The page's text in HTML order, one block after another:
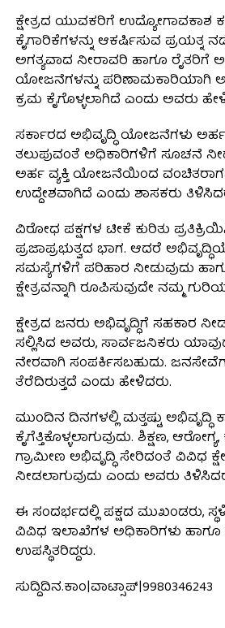
ಕ್ಷೇತ್ರದ ಯುವಕರಿಗೆ ಉದ್ಯೋಗಾವಕಾಶ
ಕೈಗಾರಿಕೆಗಳನ್ನು ಆಕರ್ಷಿಸುವ ಪ್ರಯತ್ನ
ಅಗತ್ಯವಾದ ನೀರಾವರಿ ಹಾಗೂ ರೈತರಿಗೆ
ಯೋಜನೆಗಳನ್ನು ಪರಿಣಾಮಕಾರಿಯಾಗಿ
ಕ್ರಮ ಕೈಗೊಳ್ಳಲಾಗಿದೆ ಎಂದು ಅವರು
ಸರ್ಕಾರದ ಅಭಿವೃದ್ಧಿ ಯೋಜನೆಗಳು
ತಲುಪುವಂತೆ ಅಧಿಕಾರಿಗಳಿಗೆ ಸೂಚನೆ
ಅರ್ಹ ವ್ಯಕ್ತಿ ಯೋಜನೆಯಿಂದ
ಉದ್ದೇಶವಾಗಿದೆ ಎಂದು ಶಾಸಕರು
ವಿರೋಧ ಪಕ್ಷಗಳ ಟೀಕೆ ಕುರಿತು
ಪ್ರಜಾಪ್ರಭುತ್ವದ ಭಾಗ. ಆದರೆ
ಸಮಸ್ಯೆಗಳಿಗೆ ಪರಿಹಾರ ನೀಡುವುದು
ಕ್ಷೇತ್ರವನ್ನಾಗಿ ರೂಪಿಸುವುದೇ ನಮ್ಮ
ಕ್ಷೇತ್ರದ ಜನರು ಅಭಿವೃದ್ಧಿಗೆ ಸಹಕಾರ
ಸಲ್ಲಿಸಿದ ಅವರು, ಸಾರ್ವಜನಿಕರು
ನೇರವಾಗಿ ಸಂಪರ್ಕಿಸಬಹುದು.
ತೆರೆದಿರುತ್ತದೆ ಎಂದು ಹೇಳಿದರು.
ಮುಂದಿನ ದಿನಗಳಲ್ಲಿ ಮತ್ತಷ್ಟು ಅಭಿವೃದ್ಧಿ
ಕೈಗೆತ್ತಿಕೊಳ್ಳಲಾಗುವುದು. ಶಿಕ್ಷಣ,
ಗ್ರಾಮೀಣ ಅಭಿವೃದ್ಧಿ ಸೇರಿದಂತೆ ವಿವಿಧ
ನೀಡಲಾಗುವುದು ಎಂದು ಅವರು
ಈ ಸಂದರ್ಭದಲ್ಲಿ ಪಕ್ಷದ ಮುಖಂಡರು,
ವಿವಿಧ ಇಲಾಖೆಗಳ ಅಧಿಕಾರಿಗಳು ಹಾಗೂ
ಉಪಸ್ಥಿತರಿದ್ದರು.
ಸುದ್ದಿದಿನ.ಕಾಂ|ವಾಟ್ಸಾಪ್|9980346243